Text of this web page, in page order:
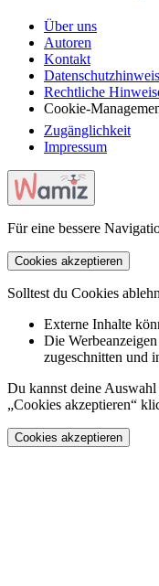
Über uns
Autoren
Kontakt
Rechtliche
Cookie-
Zugänglichkeit
Impressum
Für eine bessere
Cookies akzeptieren
Solltest du Cookies
Externe Inhalte
Die
zugeschnitten und
Du kannst deine
„Cookies akzeptieren“
Cookies akzeptieren